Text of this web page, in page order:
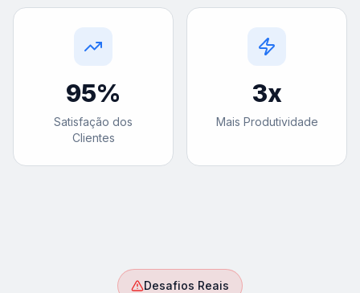
95%
Satisfação dos
Clientes
3x
Mais Produtividade
Desafios Reais